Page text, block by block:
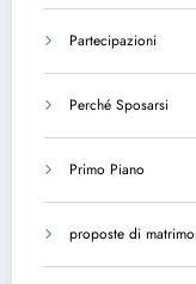
Partecipazioni
Perché Sposarsi
Primo Piano
proposte di